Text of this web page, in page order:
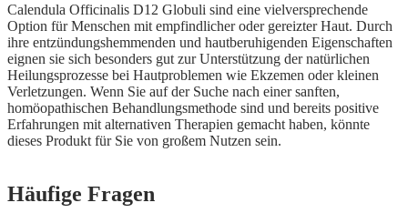
Calendula Officinalis D12 Globuli sind eine vielversprechende
Option für Menschen mit empfindlicher oder gereizter Haut. Durch
ihre entzündungshemmenden und hautberuhigenden Eigenschaften
eignen sie sich besonders gut zur Unterstützung der natürlichen
Heilungsprozesse bei Hautproblemen wie Ekzemen oder kleinen
Verletzungen. Wenn Sie auf der Suche nach einer sanften,
homöopathischen Behandlungsmethode sind und bereits positive
Erfahrungen mit alternativen Therapien gemacht haben, könnte
dieses Produkt für Sie von großem Nutzen sein.
Häufige Fragen